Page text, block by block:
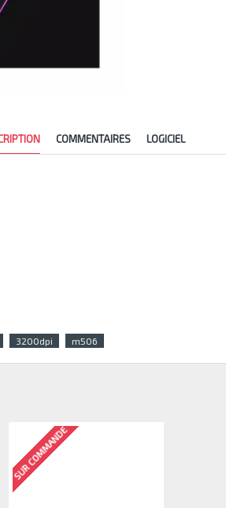
COMMENTAIRES LOGICIEL
3200dpi m506
SUR COMMANDE